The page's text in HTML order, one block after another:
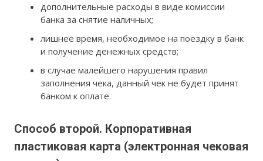
дополнительные расходы в виде комиссии
банка за снятие наличных;
лишнее время, необходимое на поездку в банк
и получение денежных средств;
в случае малейшего нарушения правил
заполнения чека, данный чек не будет принят
банком к оплате.
Способ второй. Корпоративная
пластиковая карта (электронная чековая